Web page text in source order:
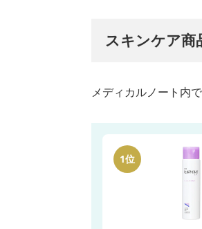
スキンケア商
メディカルノート内
1位